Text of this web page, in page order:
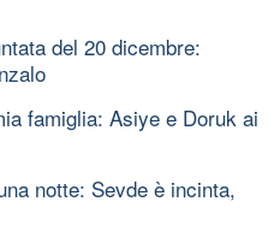
del 20 dicembre:
famiglia: Asiye e Doruk ai
notte: Sevde è incinta,